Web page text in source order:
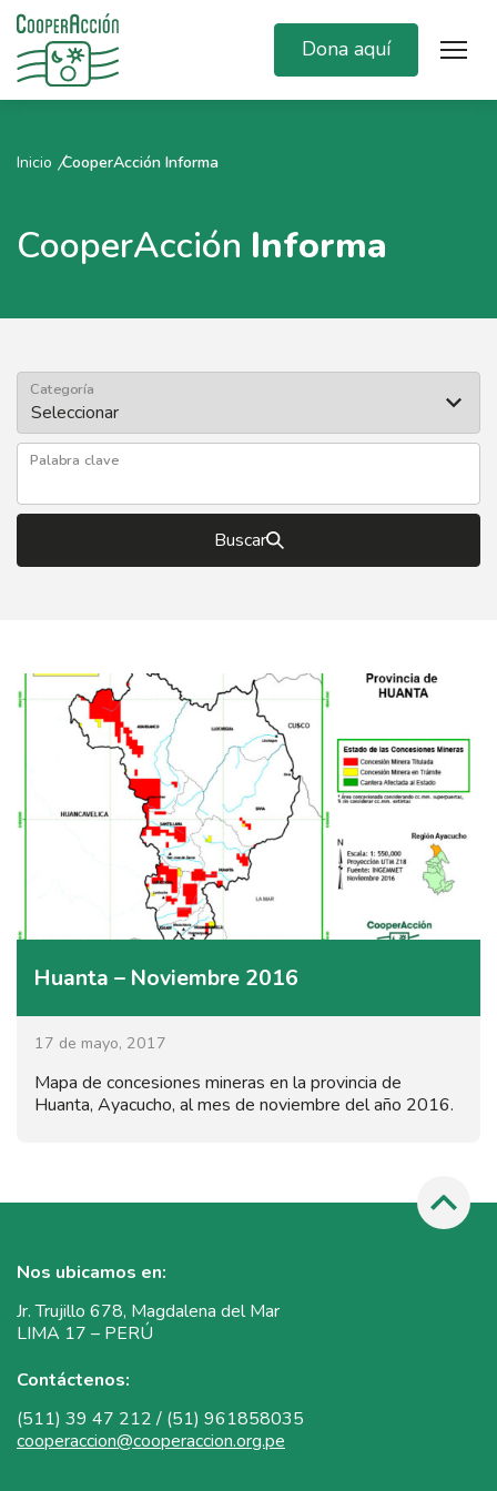
Dona aquí
Inicio CooperAcción Informa
CooperAcción Informa
Categoría
Palabra clave
Buscar
Huanta – Noviembre 2016
17 de mayo, 2017
Mapa de concesiones mineras en la provincia de
Huanta, Ayacucho, al mes de noviembre del año 2016.
Nos ubicamos en:
Jr. Trujillo 678, Magdalena del Mar
LIMA 17 – PERÚ
Contáctenos:
(511) 39 47 212 / (51) 961858035
cooperaccion@cooperaccion.org.pe